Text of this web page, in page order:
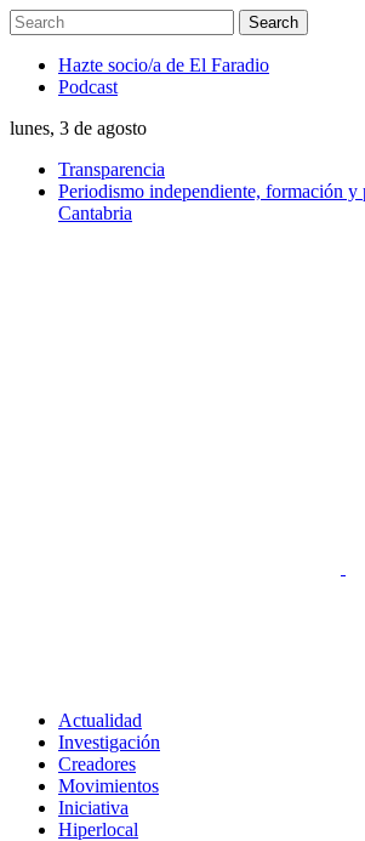
Hazte socio/a de El Faradio
Podcast
lunes, 3 de agosto
Transparencia
Periodismo independiente, formación y
Cantabria
Actualidad
Investigación
Creadores
Movimientos
Iniciativa
Hiperlocal